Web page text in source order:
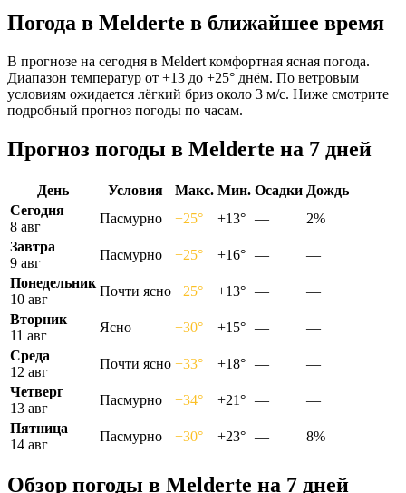
Погода в Meldertе в ближайшее время
В прогнозе на сегодня в Meldert комфортная ясная погода.
Диапазон температур от +13 до +25° днём. По ветровым
условиям ожидается лёгкий бриз около 3 м/с. Ниже смотрите
подробный прогноз погоды по часам.
Прогноз погоды в Meldertе на 7 дней
День Условия Макс. Мин. Осадки Дождь
Сегодня
8 авг
Пасмурно +25° +13° —
2%
Завтра
9 авг
Пасмурно +25° +16° —
—
Понедельник
10 авг
Почти ясно +25° +13° —
—
Вторник
11 авг
Ясно +30° +15° —
—
Среда
12 авг
Почти ясно +33° +18° —
—
Четверг
13 авг
Пасмурно +34° +21° —
—
Пятница
14 авг
Пасмурно +30° +23° — 8%
Обзор погоды в Meldertе на 7 дней